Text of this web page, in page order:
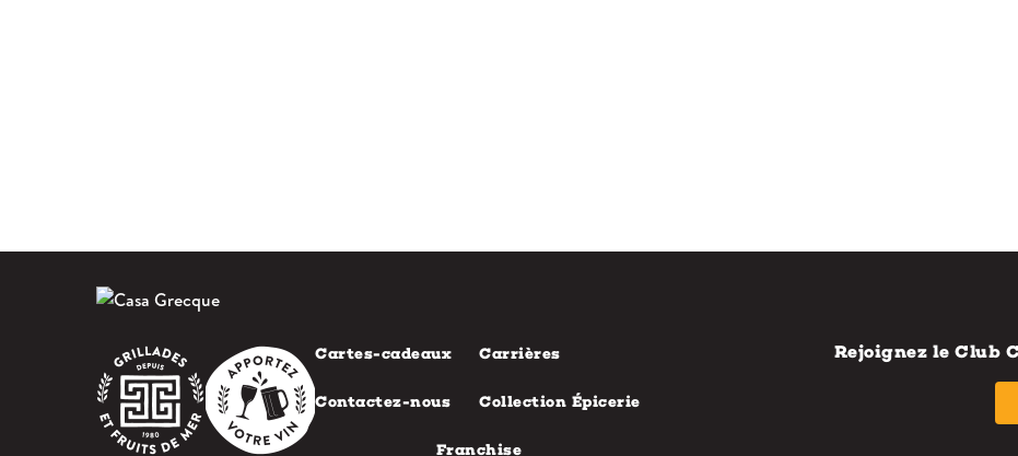
Cartes-cadeaux Carrières
Contactez-nous Collection Épicerie
Franchise
Rejoignez le Club